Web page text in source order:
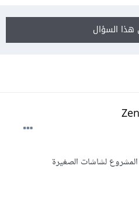
السؤال
لشاشات الصغيرة